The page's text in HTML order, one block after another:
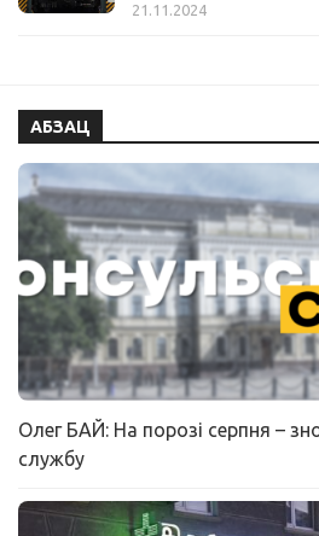
21.11.2024
АБЗАЦ
Олег БАЙ: На порозі серпня –
службу